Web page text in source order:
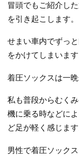
冒頭でもご紹介し
を引き起こします。
せまい車内でずっ
をかけてしまいます
着圧ソックスは一
私も普段からむく
機に乗る時などに
ど足が軽く感じます
男性で着圧ソック